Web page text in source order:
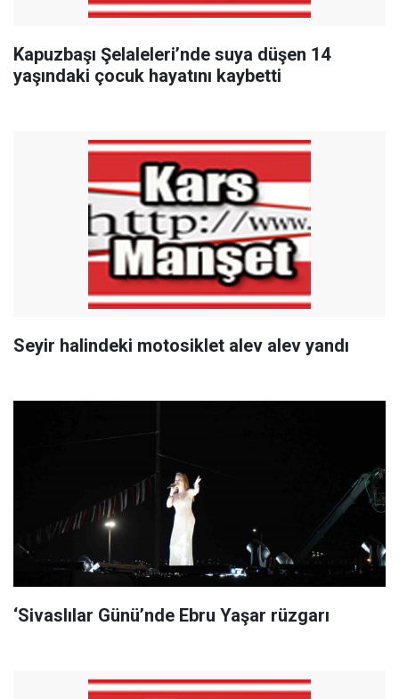
Kapuzbaşı Şelaleleri’nde suya düşen 14
yaşındaki çocuk hayatını kaybetti
Seyir halindeki motosiklet alev alev yandı
‘Sivaslılar Günü’nde Ebru Yaşar rüzgarı